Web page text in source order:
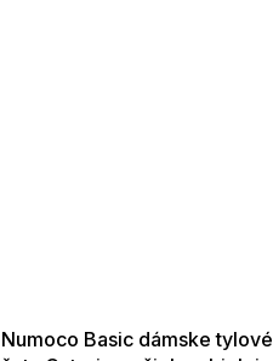
Numoco Basic dámske tylové